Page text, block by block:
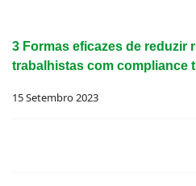
3 Formas eficazes de reduzir
trabalhistas com compliance
15 Setembro 2023